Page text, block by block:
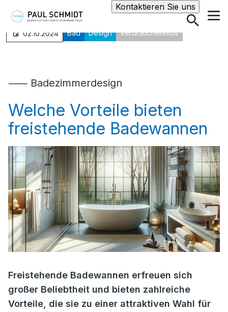
Kontaktieren Sie unsSuche
02.10.2024 Bad Design Verbraucherinfos
⸺ Badezimmerdesign
Welche Vorteile bieten
freistehende Badewannen
Freistehende Badewannen erfreuen sich
großer Beliebtheit und bieten zahlreiche
Vorteile, die sie zu einer attraktiven Wahl für